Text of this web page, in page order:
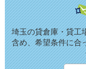
埼玉の貸倉庫・貸工
含め、希望条件に合